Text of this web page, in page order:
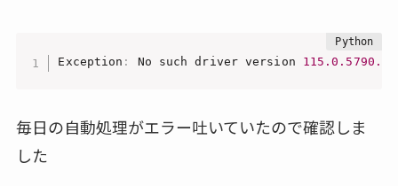
Exception : No such driver version 115.0 .5790
毎日の自動処理がエラー吐いていたので確認しま
した